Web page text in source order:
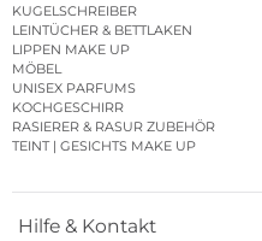
KUGELSCHREIBER
LEINTÜCHER & BETTLAKEN
LIPPEN MAKE UP
MÖBEL
UNISEX PARFUMS
KOCHGESCHIRR
RASIERER & RASUR ZUBEHÖR
TEINT | GESICHTS MAKE UP
Hilfe & Kontakt